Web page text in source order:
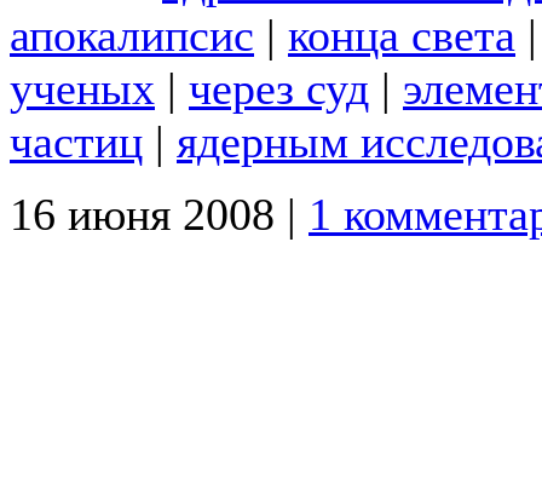
апокалипсис | конца света
ученых | через суд |
частиц | ядерным
16 июня 2008 | 1